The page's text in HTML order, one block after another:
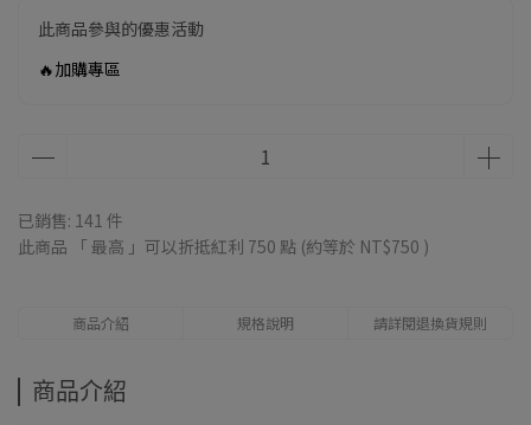
此商品參與的優惠活動
🔥加購專區
已銷售: 141 件
此商品 「 最高 」可以折抵紅利 750 點 (約等於 NT$750 )
商品介紹 規格說明 請詳閱退換貨規則
商品介紹